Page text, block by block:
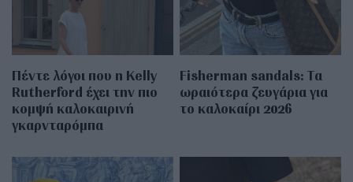
Πέντε λόγοι που η Kelly
Rutherford έχει την πιο
κομψή καλοκαιρινή
γκαρνταρόμπα
Fisherman sandals: Tα
ωραιότερα ζευγάρια για
το καλοκαίρι 2026